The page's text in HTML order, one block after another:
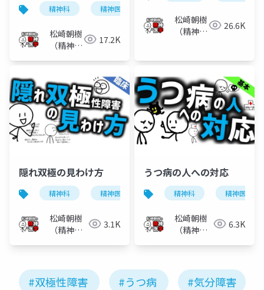
精神科 精神医学
松崎朝樹
（精神科
17.2K
松崎朝樹
（精神科
26.6K
隠れ双極の見わけ方
精神科 精神医学 気分障害 うつ病
松崎朝樹
（精神科
3.1K
うつ病の人への対応
精神科 精神医学
松崎朝樹
（精神科
6.3K
#双極性障害 #うつ病 #気分障害